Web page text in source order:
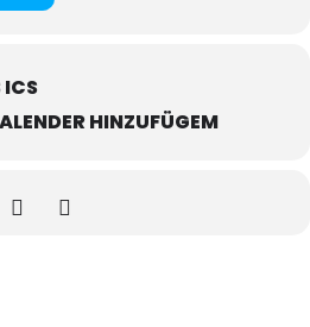
ICS
HINZUFÜGEM